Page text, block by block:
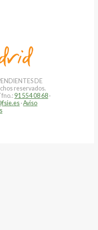
DE
reservados.
91 554 08 68 ·
·Aviso